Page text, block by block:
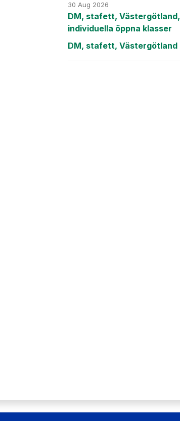
30 Aug 2026
DM, stafett, Västergötland,
individuella öppna klasser
DM, stafett, Västergötland